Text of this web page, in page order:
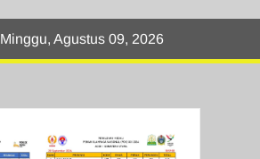
Minggu, Agustus 09, 2026